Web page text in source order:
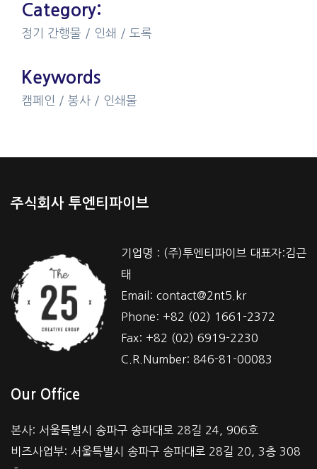
Category:
정기 간행물 / 인쇄 / 도록
Keywords
캠페인 / 봉사 / 인쇄물
주식회사 투엔티파이브
기업명 : (주)투엔티파이브 대표자:김근
태
Email: contact@2nt5.kr
Phone: +82 (02) 1661-2372
Fax: +82 (02) 6919-2230
C.R.Number: 846-81-00083
Our Office
본사: 서울특별시 송파구 송파대로 28길 24, 906호
비즈사업부: 서울특별시 송파구 송파대로 28길 20, 3층 308